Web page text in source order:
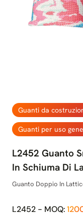
Guanti da
Guanti per uso
L2452 Guanto
In Schiuma Di
Guanto Doppio In
L2452 - MOQ: